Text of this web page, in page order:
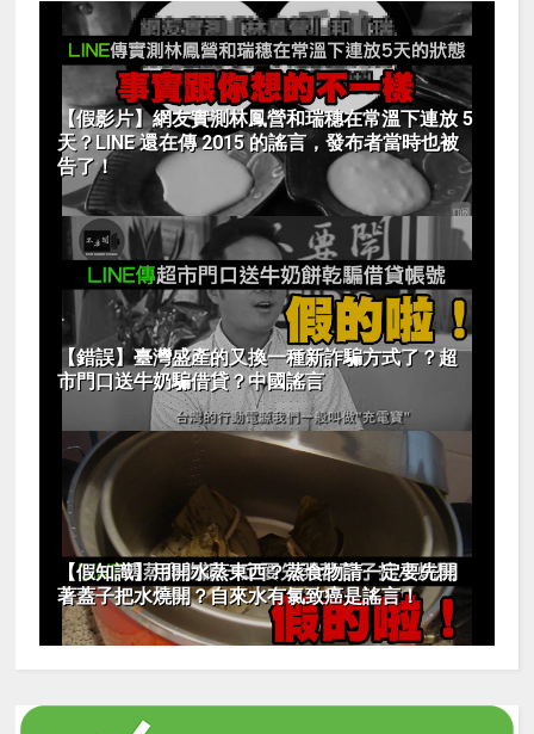
【假影片】網友實測林鳳營和瑞穗在常溫下連放 5
天？LINE 還在傳 2015 的謠言，發布者當時也被
告了！
【錯誤】臺灣盛產的又換一種新詐騙方式了？超
市門口送牛奶騙借貸？中國謠言
【假知識】用開水蒸東西？蒸食物請一定要先開
著蓋子把水燒開？自來水有氯致癌是謠言！